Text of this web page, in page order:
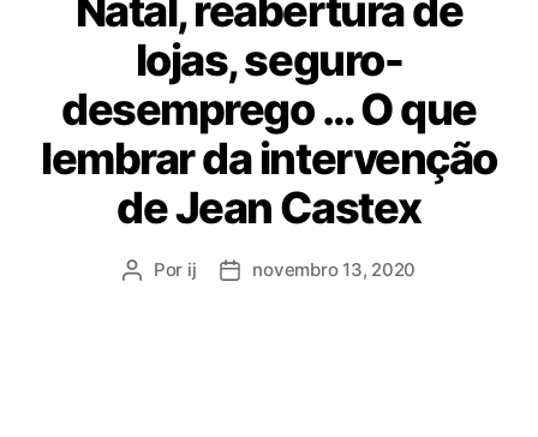
e
g
o
r
i
a
lojas, seguro-
desemprego … O que
lembrar da intervenção
de Jean Castex
A Por ij
D novembro 13, 2020